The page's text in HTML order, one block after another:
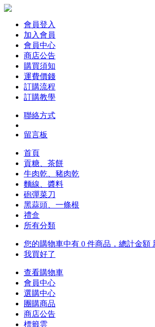
會員登入
加入會員
會員中心
商店公告
購買須知
運費價錢
訂購流程
訂購教學
聯絡方式
留言板
首頁
貢糖、茶餅
牛肉乾、豬肉乾
麵線、醬料
砲彈菜刀
黑蒜頭、一條根
禮盒
所有分類
您的購物車中有 0 件商品，總計金額
我買好了
查看購物車
會員中心
選購中心
團購商品
商店公告
標籤雲